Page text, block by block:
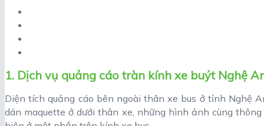
1. Dịch vụ quảng cáo tràn kính xe buýt Nghệ
Diện tích quảng cáo bên ngoài thân xe bus ở tỉnh Nghệ
dán maquette ở dưới thân xe, những hình ảnh cùng